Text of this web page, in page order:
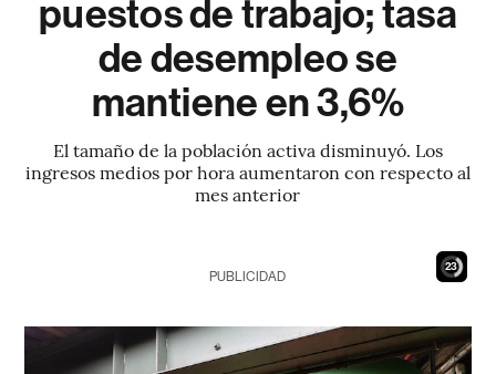
puestos de trabajo; tasa
de desempleo se
mantiene en 3,6%
El tamaño de la población activa disminuyó. Los
ingresos medios por hora aumentaron con respecto al
mes anterior
22
PUBLICIDAD